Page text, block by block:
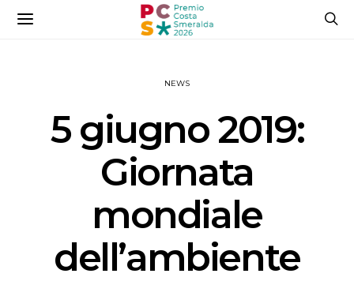
NEWS
5 giugno 2019:
Giornata
mondiale
dell’ambiente